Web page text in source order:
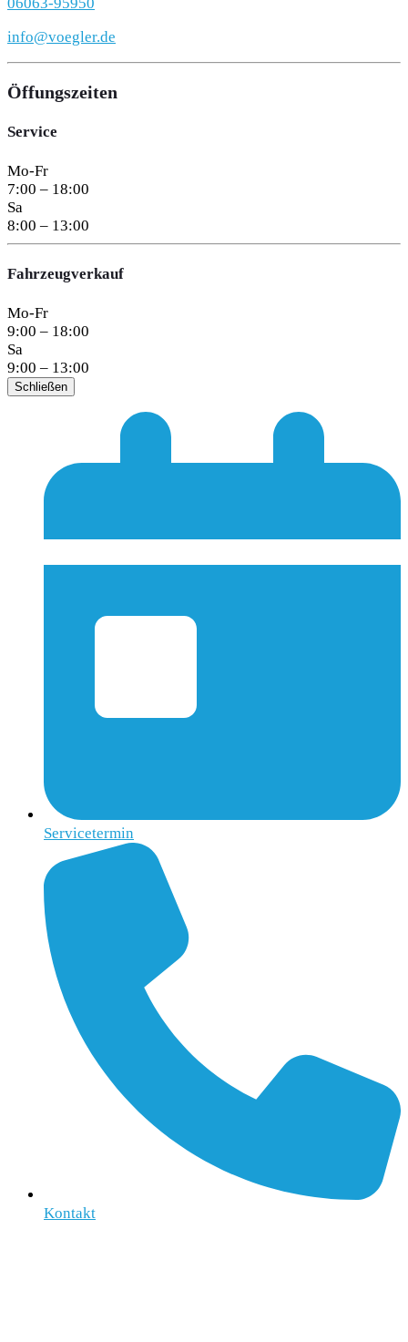
info@voegler.de
Öffungszeiten
Service
Mo-Fr
7:00 – 18:00
Sa
8:00 – 13:00
Fahrzeugverkauf
Mo-Fr
9:00 – 18:00
Sa
9:00 – 13:00
Schließen
Servicetermin
Kontakt